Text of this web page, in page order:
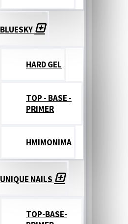
BLUESKY
HARD GEL
TOP - BASE -
PRIMER
ΗΜΙΜΟΝΙΜΑ
UNIQUE NAILS
TOP-BASE-